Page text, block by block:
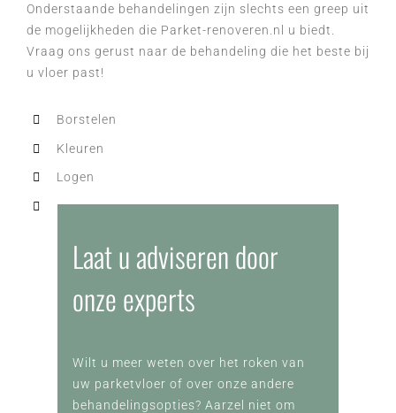
Onderstaande behandelingen zijn slechts een greep uit
de mogelijkheden die Parket-renoveren.nl u biedt.
Vraag ons gerust naar de behandeling die het beste bij
u vloer past!
Borstelen
Kleuren
Logen
Verouderen
Laat u adviseren door
onze experts
Wilt u meer weten over het roken van
uw parketvloer of over onze andere
behandelingsopties? Aarzel niet om